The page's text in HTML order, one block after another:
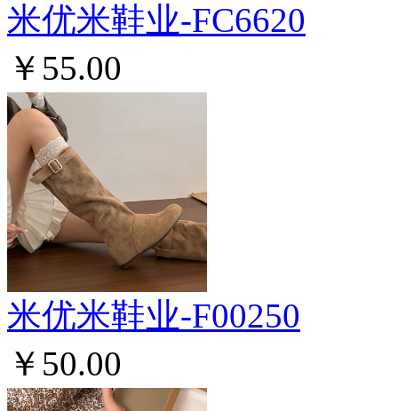
米优米鞋业-FC6620
￥55.00
米优米鞋业-F00250
￥50.00